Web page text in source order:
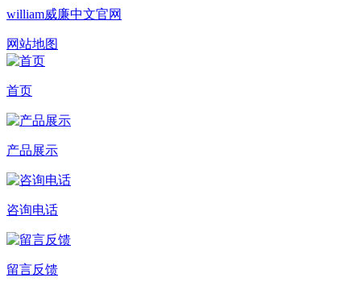
william威廉中文官网
网站地图
首页
产品展示
咨询电话
留言反馈